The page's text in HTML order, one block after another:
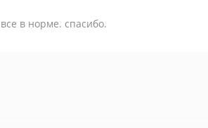
все в норме. спасибо.